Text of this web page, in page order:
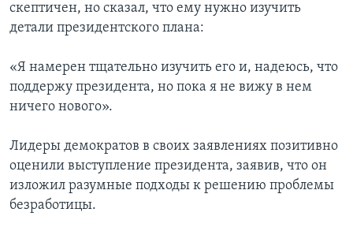
скептичен, но сказал, что ему нужно изучить
детали президентского плана:
«Я намерен тщательно изучить его и, надеюсь, что
поддержу президента, но пока я не вижу в нем
ничего нового».
Лидеры демократов в своих заявлениях позитивно
оценили выступление президента, заявив, что он
изложил разумные подходы к решению проблемы
безработицы.